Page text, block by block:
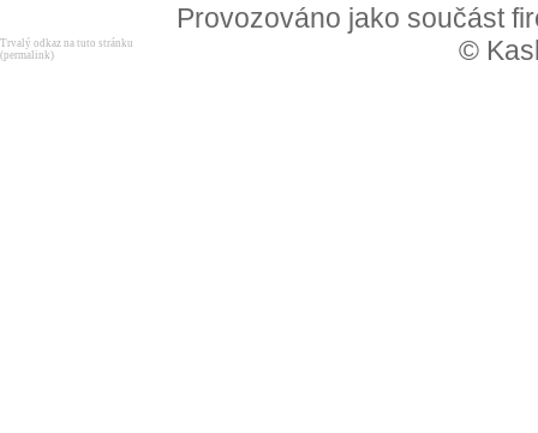
Provozováno jako součást
©
Trvalý odkaz na tuto stránku
(permalink)